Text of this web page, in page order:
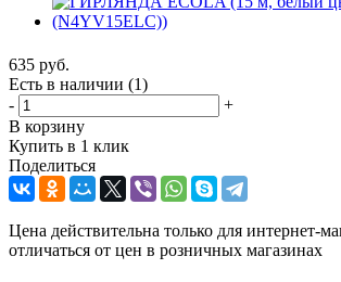
635 руб.
Есть в наличии (1)
-
+
В корзину
Купить в 1 клик
Поделиться
Цена действительна только для интернет-
отличаться от цен в розничных магазинах